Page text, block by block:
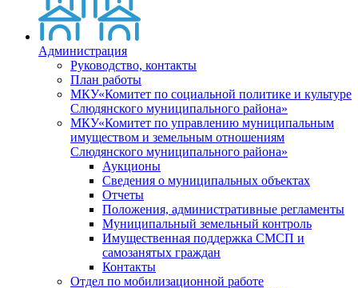
Администрация
Руководство, контакты
План работы
МКУ«Комитет по социальной политике и культуре
Слюдянского муниципального района»
МКУ«Комитет по управлению муниципальным
имуществом и земельным отношениям
Слюдянского муниципального района»
Аукционы
Сведения о муниципальных объектах
Отчеты
Положения, административные регламенты
Муниципальный земельный контроль
Имущественная поддержка СМСП и
самозанятых граждан
Контакты
Отдел по мобилизационной работе